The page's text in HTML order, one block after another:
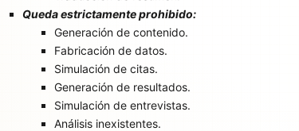
Queda estrictamente prohibido:
Generación de contenido.
Fabricación de datos.
Simulación de citas.
Generación de resultados.
Simulación de entrevistas.
Análisis inexistentes.